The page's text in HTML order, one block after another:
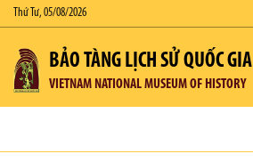
Thứ Tư, 05/08/2026
BẢO TÀNG LỊCH SỬ QUỐC GIA
VIETNAM NATIONAL MUSEUM OF HISTORY